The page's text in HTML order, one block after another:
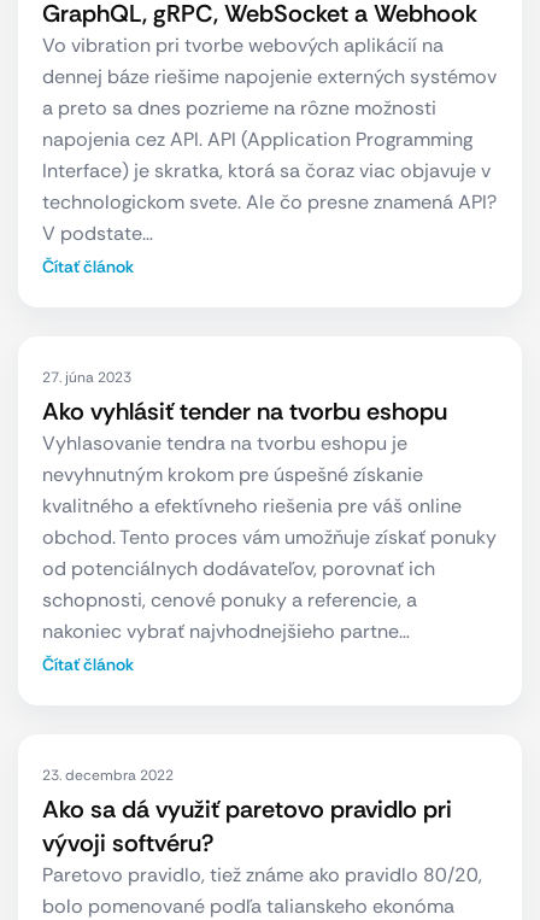
GraphQL, gRPC, WebSocket a Webhook
Vo vibration pri tvorbe webových aplikácií na
dennej báze riešime napojenie externých systémov
a preto sa dnes pozrieme na rôzne možnosti
napojenia cez API. API (Application Programming
Interface) je skratka, ktorá sa čoraz viac objavuje v
technologickom svete. Ale čo presne znamená API?
V podstate…
Čítať článok
27. júna 2023
Ako vyhlásiť tender na tvorbu eshopu
Vyhlasovanie tendra na tvorbu eshopu je
nevyhnutným krokom pre úspešné získanie
kvalitného a efektívneho riešenia pre váš online
obchod. Tento proces vám umožňuje získať ponuky
od potenciálnych dodávateľov, porovnať ich
schopnosti, cenové ponuky a referencie, a
nakoniec vybrať najvhodnejšieho partne…
Čítať článok
23. decembra 2022
Ako sa dá využiť paretovo pravidlo pri
vývoji softvéru?
Paretovo pravidlo, tiež známe ako pravidlo 80/20,
bolo pomenované podľa talianskeho ekonóma